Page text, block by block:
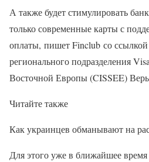
А также будет стимулировать
только современные карты с
оплаты, пишет Finclub со ссылкой
регионального подразделения
Восточной Европы (CISSEE)
Читайте также
Как украинцев обманывают на
Для этого уже в ближайшее